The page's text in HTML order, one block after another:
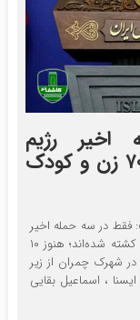
رژیم
صهیونیستی به ایران بیش از ۷۰ زن و کودک
فقط در سه حمله اخیر
رژیم صهیونیستی به ایران بیش از ۷۰ زن و کودک کشته شده‌اند؛ هنوز ۱۰
در شهرک چمران از زیر
، اسماعیل بقایی